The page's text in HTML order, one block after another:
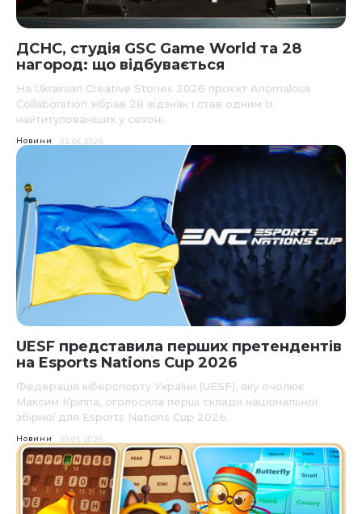
ДСНС, студія GSC Game World та 28
нагород: що відбувається
На Ukrainian Creative Stories 2026 проєкт Anomalous
Collaboration зібрав 28 відзнак і став одним із
найтитулованіших у сезоні.
Новини 02.06.2026
UESF представила перших претендентів
на Esports Nations Cup 2026
Федерація кіберспорту України (UESF), яку очолює
Максим Кріппа, оголосила перші склади національної
збірної для Esports Nations Cup 2026.
Новини 30.05.2026